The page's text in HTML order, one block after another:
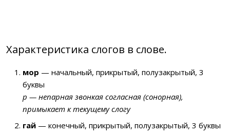
Характеристика слогов в слове.
мор — начальный, прикрытый, полузакрытый, 3
буквы
р — непарная звонкая согласная (сонорная),
примыкает к текущему слогу
гай — конечный, прикрытый, полузакрытый, 3 буквы